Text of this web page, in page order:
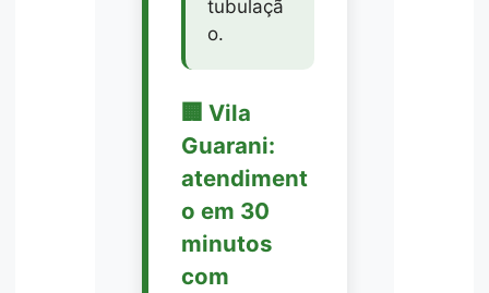
tubulaçã
o.
🏢 Vila
Guarani:
atendiment
o em 30
minutos
com